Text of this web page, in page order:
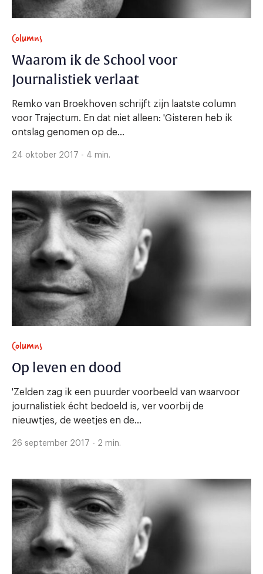
Columns
Waarom ik de School voor
Journalistiek verlaat
Remko van Broekhoven schrijft zijn laatste column
voor Trajectum. En dat niet alleen: 'Gisteren heb ik
ontslag genomen op de...
24 oktober 2017 - 4 min.
Columns
Op leven en dood
'Zelden zag ik een puurder voorbeeld van waarvoor
journalistiek écht bedoeld is, ver voorbij de
nieuwtjes, de weetjes en de...
26 september 2017 - 2 min.